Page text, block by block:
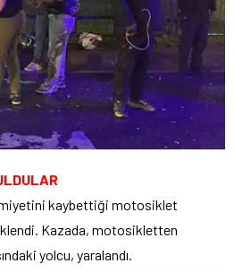
kaybettiği motosiklet
Kazada, motosikletten
yolcu, yaralandı.